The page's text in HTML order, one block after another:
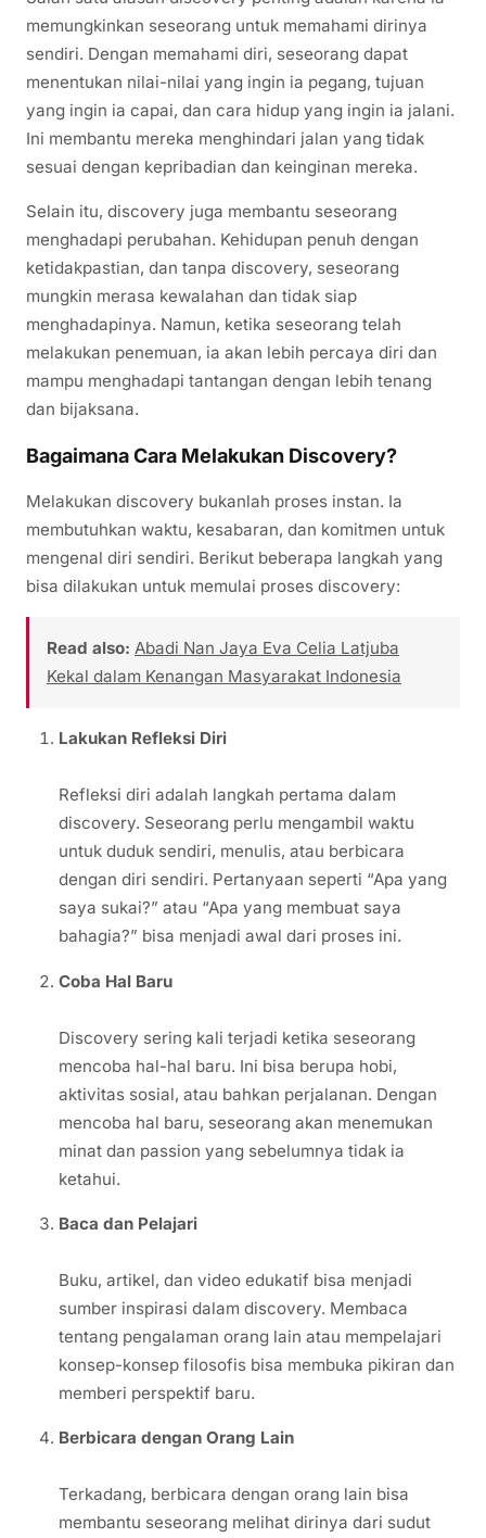
memungkinkan seseorang untuk memahami dirinya
sendiri. Dengan memahami diri, seseorang dapat
menentukan nilai-nilai yang ingin ia pegang, tujuan
yang ingin ia capai, dan cara hidup yang ingin ia jalani.
Ini membantu mereka menghindari jalan yang tidak
sesuai dengan kepribadian dan keinginan mereka.
Selain itu, discovery juga membantu seseorang
menghadapi perubahan. Kehidupan penuh dengan
ketidakpastian, dan tanpa discovery, seseorang
mungkin merasa kewalahan dan tidak siap
menghadapinya. Namun, ketika seseorang telah
melakukan penemuan, ia akan lebih percaya diri dan
mampu menghadapi tantangan dengan lebih tenang
dan bijaksana.
Bagaimana Cara Melakukan Discovery?
Melakukan discovery bukanlah proses instan. Ia
membutuhkan waktu, kesabaran, dan komitmen untuk
mengenal diri sendiri. Berikut beberapa langkah yang
bisa dilakukan untuk memulai proses discovery:
Read also: Abadi Nan Jaya Eva Celia Latjuba
Kekal dalam Kenangan Masyarakat Indonesia
Lakukan Refleksi Diri
Refleksi diri adalah langkah pertama dalam
discovery. Seseorang perlu mengambil waktu
untuk duduk sendiri, menulis, atau berbicara
dengan diri sendiri. Pertanyaan seperti “Apa yang
saya sukai?” atau “Apa yang membuat saya
bahagia?” bisa menjadi awal dari proses ini.
Coba Hal Baru
Discovery sering kali terjadi ketika seseorang
mencoba hal-hal baru. Ini bisa berupa hobi,
aktivitas sosial, atau bahkan perjalanan. Dengan
mencoba hal baru, seseorang akan menemukan
minat dan passion yang sebelumnya tidak ia
ketahui.
Baca dan Pelajari
Buku, artikel, dan video edukatif bisa menjadi
sumber inspirasi dalam discovery. Membaca
tentang pengalaman orang lain atau mempelajari
konsep-konsep filosofis bisa membuka pikiran dan
memberi perspektif baru.
Berbicara dengan Orang Lain
Terkadang, berbicara dengan orang lain bisa
membantu seseorang melihat dirinya dari sudut